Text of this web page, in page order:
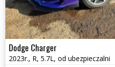
Dodge Charger
2023r., R, 5.7L, od ubezpieczalni